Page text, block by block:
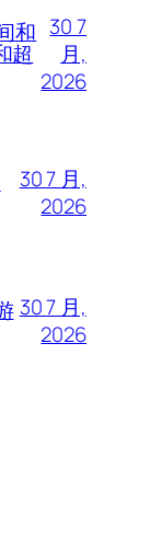
和
超
30 7
月,
2026
30 7 月,
2026
30 7 月,
2026